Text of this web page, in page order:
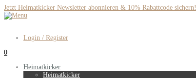
Jetzt Heimatkicker Newsletter abonnieren & 10% Rabattcode sichern!
Login / Register
0
Heimatkicker
Heimatkicker